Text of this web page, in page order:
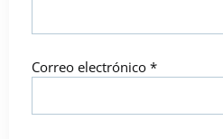
Correo electrónico *